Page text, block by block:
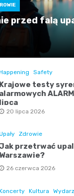
przed falą
Safety
Krajowe testy
alarmowych
lipca
20 lipca 2026
Zdrowie
Jak przetrwać
Warszawie?
26 czerwca 2026
Kultura